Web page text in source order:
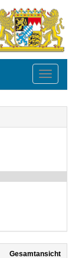
Toggle
Gesamtansicht